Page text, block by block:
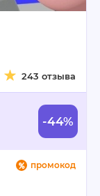
243 отзыва
-44%
промокод